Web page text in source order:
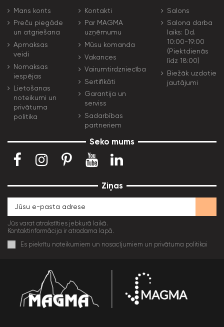
Mans konts
Preču piegāde
un atgriešana
Apmaksas
veidi
Nomaksas
iespējas
Lietošanas
noteikumi un
privātuma
politika
Kontakti
Par MAGMA
uzņēmumu
Mūsu komanda
Vakances
Vairumtirdzniecība
Sertifikāti
Garantija un
serviss
Sadarbības
partneriem
Salons
Salona darba
laiks: Dd.
10:00-19:00
(Piektdienās
līdz 18:00)
Biežāk uzdotie
jautājumi
Seko mums
Ziņas
Jūs varat atrakstīties jebkurā laikā.
Kontaktinformācija ir atrodama lapā.
Es piekrītu noteikumiem un nosacījumiem un privātuma politikai